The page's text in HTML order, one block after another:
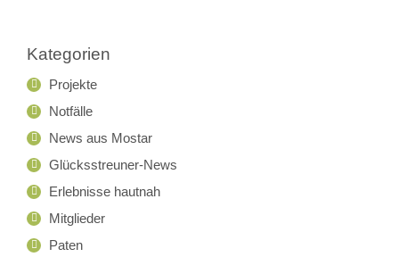
Kategorien
Projekte
Notfälle
News aus Mostar
Glücksstreuner-News
Erlebnisse hautnah
Mitglieder
Paten